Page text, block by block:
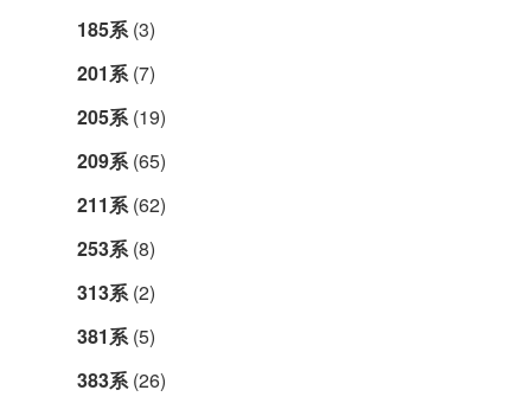
185系 (3)
201系 (7)
205系 (19)
209系 (65)
211系 (62)
253系 (8)
313系 (2)
381系 (5)
383系 (26)